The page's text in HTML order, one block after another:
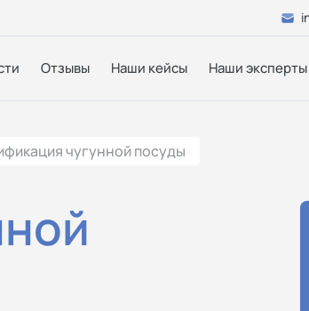
Отзывы Наши кейсы Наши эксперты
чугунной посуды